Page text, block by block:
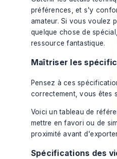
préférences, et s'y
amateur. Si vous voulez
quelque chose de
ressource fantastique.
Maîtriser les
Pensez à ces
correctement, vous êtes
Voici un tableau de
mettre en favori ou de
proximité avant
Spécifications des